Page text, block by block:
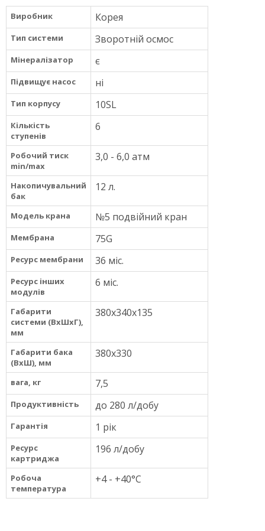
Виробник Корея
Тип системи Зворотній осмос
Мінералізатор є
Підвищує насос ні
Тип корпусу 10SL
Кількість
ступенів
6
Робочий тиск
min/max
3,0 - 6,0 атм
Накопичувальний
бак
12 л.
Модель крана №5 подвійний кран
Мембрана 75G
Ресурс мембрани 36 міс.
Ресурс інших
модулів
6 міс.
Габарити
системи (ВхШхГ),
мм
380х340х135
Габарити бака
(ВхШ), мм
380х330
вага, кг 7,5
Продуктивність до 280 л/добу
Гарантія 1 рік
Ресурс
картриджа
196 л/добу
Робоча
температура
+4 - +40°C